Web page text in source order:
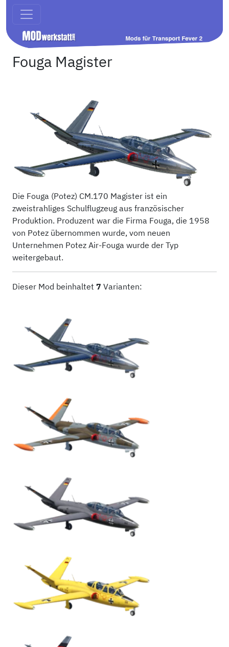
Fouga Magister
Die Fouga (Potez) CM.170 Magister ist ein
zweistrahliges Schulflugzeug aus französischer
Produktion. Produzent war die Firma Fouga, die 1958
von Potez übernommen wurde, vom neuen
Unternehmen Potez Air-Fouga wurde der Typ
weitergebaut.
Dieser Mod beinhaltet 7 Varianten: